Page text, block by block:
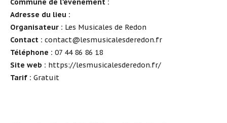
Commune de l'événement :
Adresse du lieu :
Organisateur : Les Musicales de Redon
Contact : contact@lesmusicalesderedon.fr
Téléphone : 07 44 86 86 18
Site web : https://lesmusicalesderedon.fr/
Tarif : Gratuit